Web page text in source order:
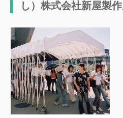
き）株式会社協和興業
き）株式会社キャラバンジャパン
く）グンゼ株式会社
け）ゲート工業株式会社
け）株式会社ケー・エフ・シー
さ）有限会社埼玉通商
し）株式会社新屋製